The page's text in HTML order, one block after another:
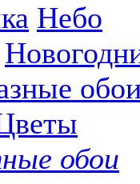
Небо
обои